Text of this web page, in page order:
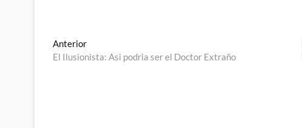
Navegación
de
AnteriorEntrada
anterior:
El Ilusionista: Asi podria ser el Doctor Extraño